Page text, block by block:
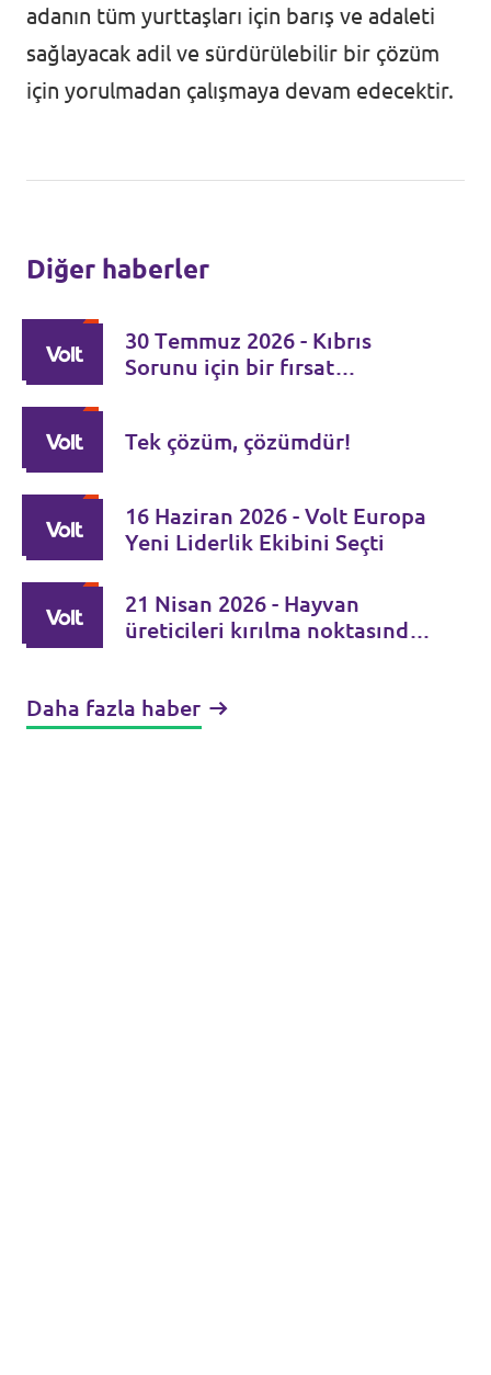
adanın tüm yurttaşları için barış ve adaleti
sağlayacak adil ve sürdürülebilir bir çözüm
için yorulmadan çalışmaya devam edecektir.
Diğer haberler
30 Τemmuz 2026 - Kıbrıs
Sorunu için bir fırsat
Tek çözüm, çözümdür!
16 Haziran 2026 - Volt Europa
Yeni Liderlik Ekibini Seçti
21 Nisan 2026 - Hayvan
üreticileri kırılma noktasında.
Daha fazla haber